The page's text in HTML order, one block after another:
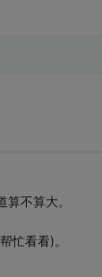
不算大。
忙看看)。